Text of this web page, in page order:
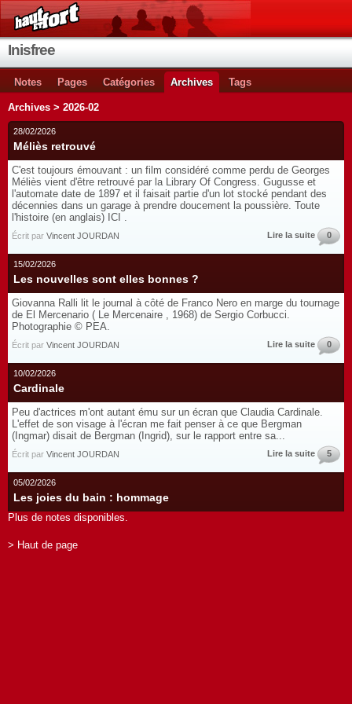
Inisfree
Notes Pages Catégories Archives Tags
Archives > 2026-02
28/02/2026
Méliès retrouvé
C'est toujours émouvant : un film considéré comme perdu de Georges
Méliès vient d'être retrouvé par la Library Of Congress. Gugusse et
l'automate date de 1897 et il faisait partie d'un lot stocké pendant des
décennies dans un garage à prendre doucement la poussière. Toute
l'histoire (en anglais) ICI .
Écrit par Vincent JOURDAN Lire la suite 0
15/02/2026
Les nouvelles sont elles bonnes ?
Giovanna Ralli lit le journal à côté de Franco Nero en marge du tournage
de El Mercenario ( Le Mercenaire , 1968) de Sergio Corbucci.
Photographie © PEA.
Écrit par Vincent JOURDAN Lire la suite 0
10/02/2026
Cardinale
Peu d'actrices m'ont autant ému sur un écran que Claudia Cardinale.
L'effet de son visage à l'écran me fait penser à ce que Bergman
(Ingmar) disait de Bergman (Ingrid), sur le rapport entre sa...
Écrit par Vincent JOURDAN Lire la suite 5
05/02/2026
Les joies du bain : hommage
Plus de notes disponibles.
> Haut de page